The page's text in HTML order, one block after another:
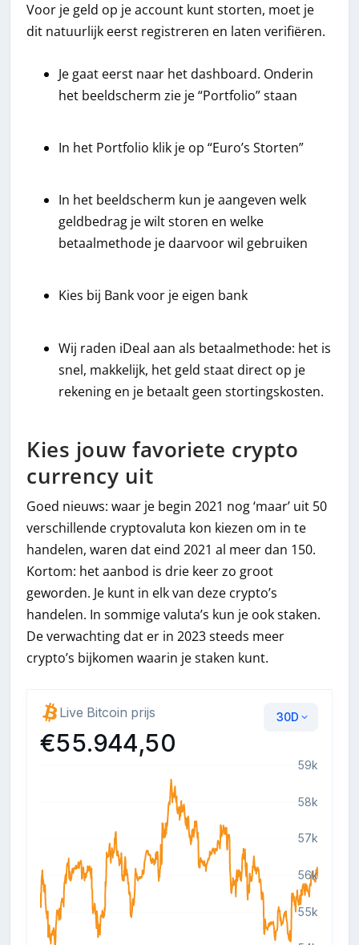
Voor je geld op je account kunt storten, moet je
dit natuurlijk eerst registreren en laten verifiëren.
Je gaat eerst naar het dashboard. Onderin
het beeldscherm zie je “Portfolio” staan
In het Portfolio klik je op “Euro’s Storten”
In het beeldscherm kun je aangeven welk
geldbedrag je wilt storen en welke
betaalmethode je daarvoor wil gebruiken
Kies bij Bank voor je eigen bank
Wij raden iDeal aan als betaalmethode: het is
snel, makkelijk, het geld staat direct op je
rekening en je betaalt geen stortingskosten.
Kies jouw favoriete crypto
currency uit
Goed nieuws: waar je begin 2021 nog ‘maar’ uit 50
verschillende cryptovaluta kon kiezen om in te
handelen, waren dat eind 2021 al meer dan 150.
Kortom: het aanbod is drie keer zo groot
geworden. Je kunt in elk van deze crypto’s
handelen. In sommige valuta’s kun je ook staken.
De verwachting dat er in 2023 steeds meer
crypto’s bijkomen waarin je staken kunt.